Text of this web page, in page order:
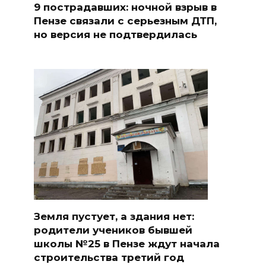
9 пострадавших: ночной взрыв в
Пензе связали с серьезным ДТП,
но версия не подтвердилась
Земля пустует, а здания нет:
родители учеников бывшей
школы №25 в Пензе ждут начала
строительства третий год